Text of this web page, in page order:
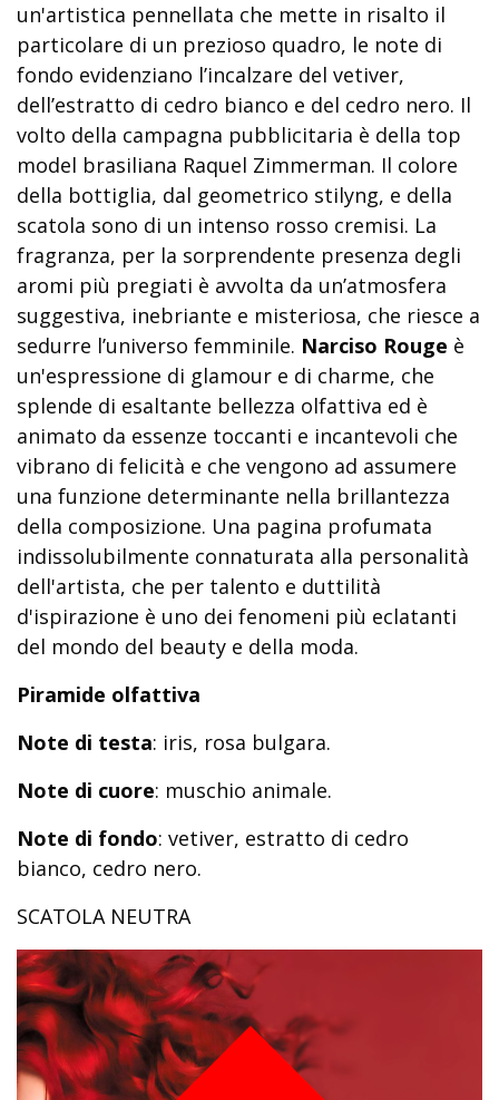
un'artistica pennellata che mette in risalto il
particolare di un prezioso quadro, le note di
fondo evidenziano l’incalzare del vetiver,
dell’estratto di cedro bianco e del cedro nero. Il
volto della campagna pubblicitaria è della top
model brasiliana Raquel Zimmerman. Il colore
della bottiglia, dal geometrico stilyng, e della
scatola sono di un intenso rosso cremisi. La
fragranza, per la sorprendente presenza degli
aromi più pregiati è avvolta da un’atmosfera
suggestiva, inebriante e misteriosa, che riesce a
sedurre l’universo femminile. Narciso Rouge è
un'espressione di glamour e di charme, che
splende di esaltante bellezza olfattiva ed è
animato da essenze toccanti e incantevoli che
vibrano di felicità e che vengono ad assumere
una funzione determinante nella brillantezza
della composizione. Una pagina profumata
indissolubilmente connaturata alla personalità
dell'artista, che per talento e duttilità
d'ispirazione è uno dei fenomeni più eclatanti
del mondo del beauty e della moda.
Piramide olfattiva
Note di testa: iris, rosa bulgara.
Note di cuore: muschio animale.
Note di fondo: vetiver, estratto di cedro
bianco, cedro nero.
SCATOLA NEUTRA